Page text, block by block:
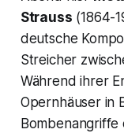
Strauss (1864-
deutsche
Streicher
Während ihrer
Opernhäuser in